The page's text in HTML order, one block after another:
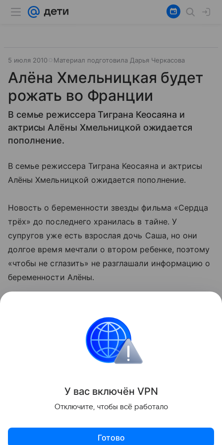
5 июля 2010 Материал подготовила Дарья Черкасова
Алёна Хмельницкая будет
рожать во Франции
В семье режиссера Тиграна Кеосаяна и
актрисы Алёны Хмельницкой ожидается
пополнение.
В семье режиссера Тиграна Кеосаяна и актрисы
Алёны Хмельницкой ожидается пополнение.
Новость о беременности звезды фильма «Сердца
трёх» до последнего хранилась в тайне. У
супругов уже есть взрослая дочь Саша, но они
долгое время мечтали о втором ребенке, поэтому
«чтобы не сглазить» не разглашали информацию о
беременности Алёны.
. Малыш должен появиться на
свет в первых числах июля. В ближайшие дни
вслед за супругой во Францию отправится и сам
Тигран Кеосаян, который хочет присутствовать на
Поделиться
У вас включён VPN
Отключите, чтобы всё работало
Готово